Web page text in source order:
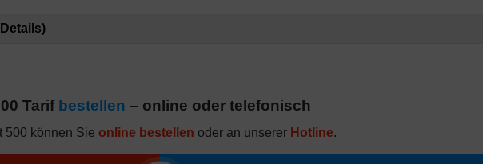
Tarif bestellen – online oder telefonisch
500 können Sie online bestellen oder an unserer Hotline.